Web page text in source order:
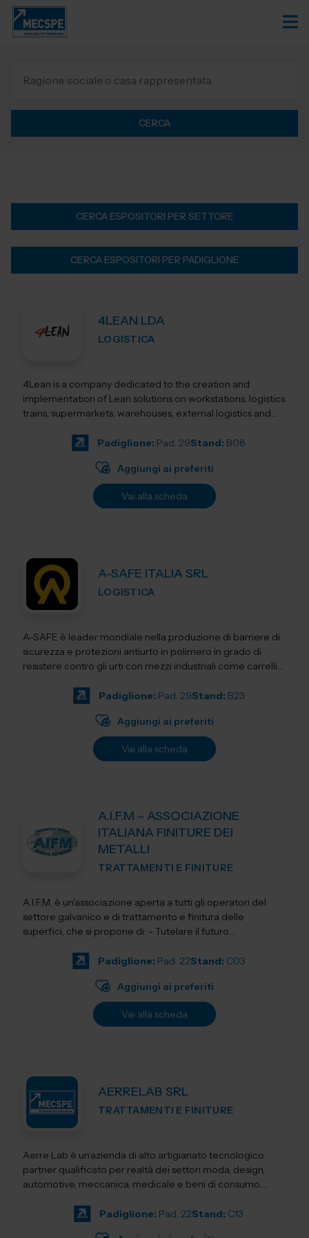
CERCA
CERCA ESPOSITORI PER SETTORE
CERCA ESPOSITORI PER PADIGLIONE
4LEAN LDA
LOGISTICA
4Lean is a company dedicated to the creation and
implementation of Lean solutions on workstations, logistics
trains, supermarkets, warehouses, external logistics and
Padiglione: Pad. 29Stand: B08
Aggiungi ai preferiti
Vai alla scheda
A-SAFE ITALIA SRL
LOGISTICA
A-SAFE è leader mondiale nella produzione di barriere di
sicurezza e protezioni antiurto in polimero in grado di
resistere contro gli urti con mezzi industriali come carrelli
Padiglione: Pad. 29Stand: B23
Aggiungi ai preferiti
Vai alla scheda
A.I.F.M – ASSOCIAZIONE
ITALIANA FINITURE DEI
METALLI
TRATTAMENTI E FINITURE
A.I.F.M. è un'associazione aperta a tutti gli operatori del
settore galvanico e di trattamento e finitura delle
superfici, che si propone di: - Tutelare il futuro
Padiglione: Pad. 22Stand: C03
Aggiungi ai preferiti
Vai alla scheda
AERRELAB SRL
TRATTAMENTI E FINITURE
Aerre Lab è un’azienda di alto artigianato tecnologico
partner qualificato per realtà dei settori moda, design,
automotive, meccanica, medicale e beni di consumo.
Padiglione: Pad. 22Stand: C13